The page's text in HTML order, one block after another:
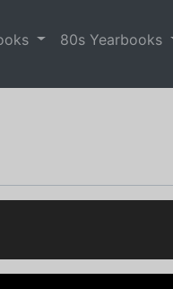
80s Yearbooks